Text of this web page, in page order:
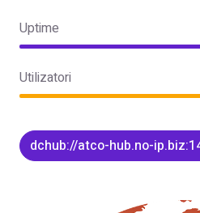
Uptime
Utilizatori
dchub://atco-hub.no-